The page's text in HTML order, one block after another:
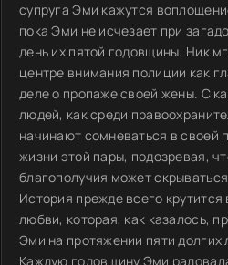
супруга Эми кажутся
пока Эми не исчезает при
день их пятой годовщины. Ник
центре внимания полиции как
деле о пропаже своей жены. С
людей, как среди
начинают сомневаться в своей
жизни этой пары, подозревая,
благополучия может
История прежде всего
любви, которая, как казалось,
Эми на протяжении пяти долгих
Каждую годовщину Эми